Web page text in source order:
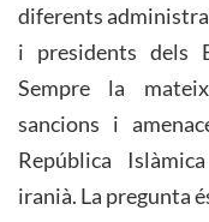
diferents
i presidents dels
Sempre la
sancions i
República
iranià. La pregunta